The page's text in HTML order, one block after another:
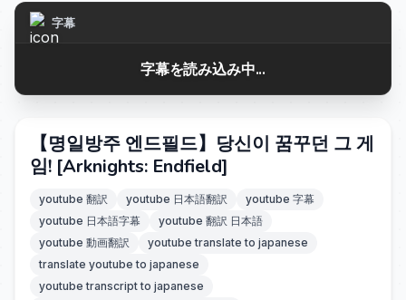
字幕
字幕を読み込み中...
【명일방주 엔드필드】당신이 꿈꾸던 그 게
임! [Arknights: Endfield]
youtube 翻訳 youtube 日本語翻訳
youtube 字幕
youtube 日本語字幕
youtube 翻訳 日本語
youtube 動画翻訳
youtube translate to japanese
translate youtube to japanese
youtube transcript to japanese